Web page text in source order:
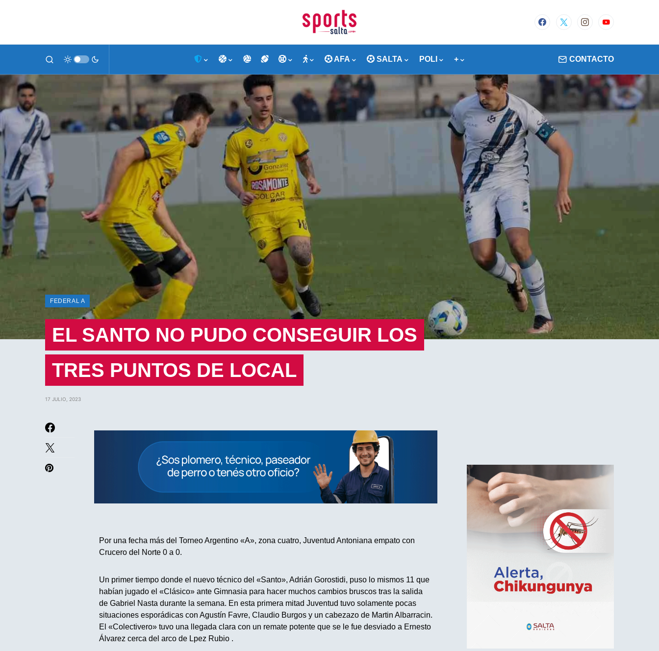
AFA SALTA POLI + CONTACTO
FEDERAL A
EL SANTO NO PUDO CONSEGUIR LOS
TRES PUNTOS DE LOCAL
17 JULIO, 2023
Por una fecha más del Torneo Argentino «A», zona cuatro, Juventud Antoniana empato con
Crucero del Norte 0 a 0.
Un primer tiempo donde el nuevo técnico del «Santo», Adrián Gorostidi, puso lo mismos 11 que
habían jugado el «Clásico» ante Gimnasia para hacer muchos cambios bruscos tras la salida
de Gabriel Nasta durante la semana. En esta primera mitad Juventud tuvo solamente pocas
situaciones esporádicas con Agustín Favre, Claudio Burgos y un cabezazo de Martin Albarracin.
El «Colectivero» tuvo una llegada clara con un remate potente que se le fue desviado a Ernesto
Álvarez cerca del arco de Lpez Rubio .